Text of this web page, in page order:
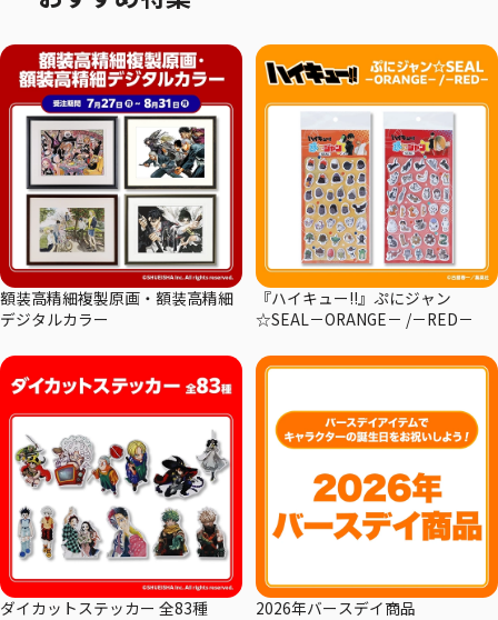
額装高精細複製原画・額装高精細
デジタルカラー
『ハイキュー!!』ぷにジャン
☆SEAL－ORANGE－ /－RED－
ダイカットステッカー 全83種 2026年バースデイ商品